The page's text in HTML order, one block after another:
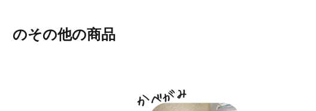
のその他の商品